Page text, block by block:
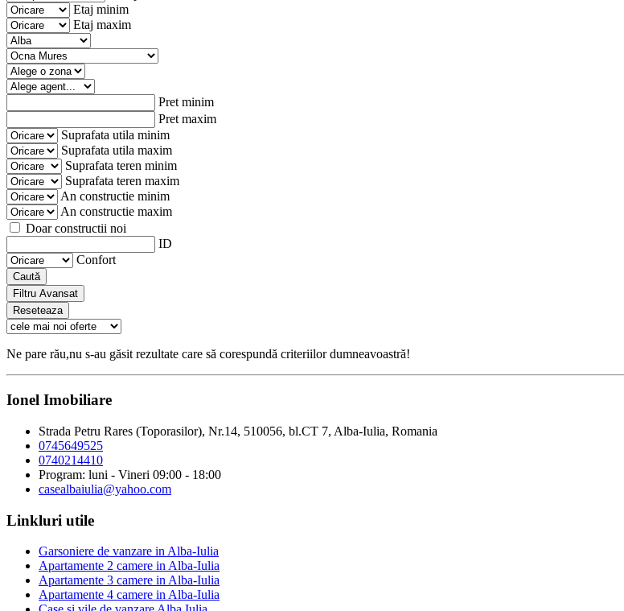
Etaj minim
Etaj maxim
Pret minim
Pret maxim
Suprafata utila minim
Suprafata utila maxim
Suprafata teren minim
Suprafata teren maxim
An constructie minim
An constructie maxim
Doar constructii noi
ID
Confort
Caută
Filtru Avansat
Reseteaza
Ne pare rău,nu s-au găsit rezultate care să corespundă criteriilor dumneavoastră!
Ionel Imobiliare
Strada Petru Rares (Toporasilor), Nr.14, 510056, bl.CT 7, Alba-Iulia, Romania
0745649525
0740214410
Program: luni - Vineri 09:00 - 18:00
casealbaiulia@yahoo.com
Linkluri utile
Garsoniere de vanzare in Alba-Iulia
Apartamente 2 camere in Alba-Iulia
Apartamente 3 camere in Alba-Iulia
Apartamente 4 camere in Alba-Iulia